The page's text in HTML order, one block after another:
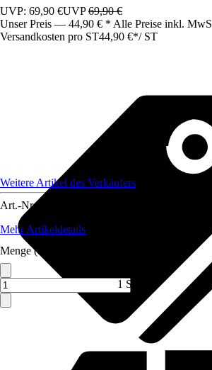
UVP: 69,90 €UVP69,90 €
Unser Preis — 44,90 € * Alle Preise inkl.
Versandkosten pro ST44,90 €*/ ST
Weitere Artikel des Verkäufers
Art.-Nr.
Mehr Artikeldetails
Menge (ST)
1 ST